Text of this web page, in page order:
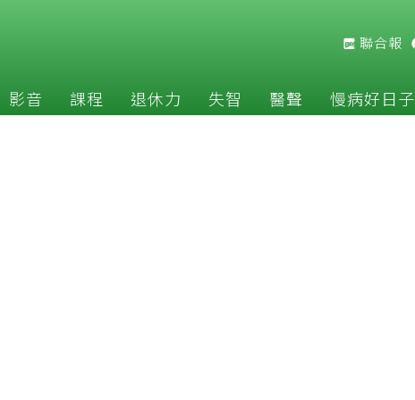
聯合報
影音 課程 退休力 失智 醫聲 慢病好日子